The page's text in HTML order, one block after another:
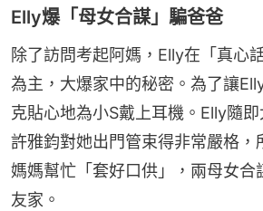
Elly爆「母女合謀」騙爸爸
除了訪問考起阿媽，Elly在「真心
為主，大爆家中的秘密。為了讓
克貼心地為小S戴上耳機。Elly隨
許雅鈞對她出門管束得非常嚴格，
媽媽幫忙「套好口供」，兩母女合
友家。